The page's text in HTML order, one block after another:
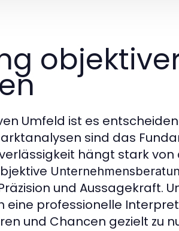
Umfeld ist es
sind das
hängt stark
und Aussagekraft.
eine professionelle
und Chancen gezielt zu